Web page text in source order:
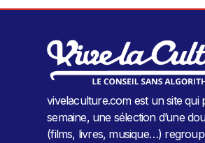
vivelaculture.com est un site
semaine, une sélection d’une
(films, livres, musique…)